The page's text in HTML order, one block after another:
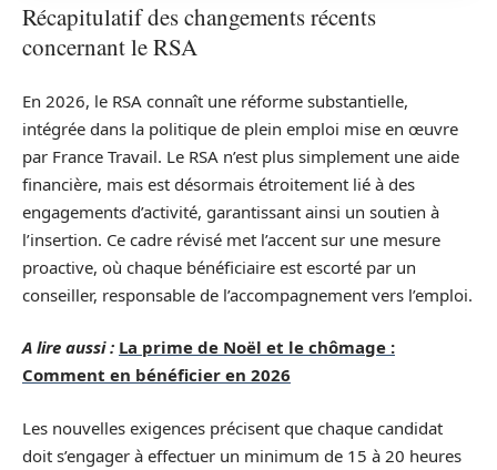
Récapitulatif des changements récents
concernant le RSA
En 2026, le RSA connaît une réforme substantielle,
intégrée dans la politique de plein emploi mise en œuvre
par France Travail. Le RSA n’est plus simplement une aide
financière, mais est désormais étroitement lié à des
engagements d’activité, garantissant ainsi un soutien à
l’insertion. Ce cadre révisé met l’accent sur une mesure
proactive, où chaque bénéficiaire est escorté par un
conseiller, responsable de l’accompagnement vers l’emploi.
A lire aussi : La prime de Noël et le chômage :
Comment en bénéficier en 2026
Les nouvelles exigences précisent que chaque candidat
doit s’engager à effectuer un minimum de 15 à 20 heures